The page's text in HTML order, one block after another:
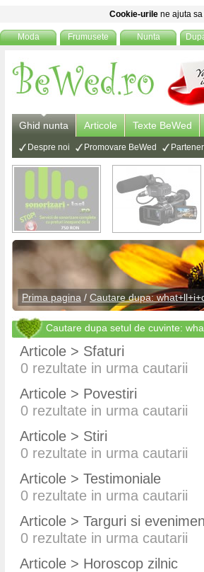
Cookie-urile ne ajuta
Moda Frumusete Nunta
Ghid nunta Articole Texte BeWed
Despre noi Promovare BeWed
Prima pagina / Cautare dupa:
Cautare dupa setul de cuvinte:
Articole > Sfaturi
0 rezultate in urma cautarii
Articole > Povestiri
0 rezultate in urma cautarii
Articole > Stiri
0 rezultate in urma cautarii
Articole > Testimoniale
0 rezultate in urma cautarii
Articole > Targuri si
0 rezultate in urma cautarii
Articole > Horoscop zilnic